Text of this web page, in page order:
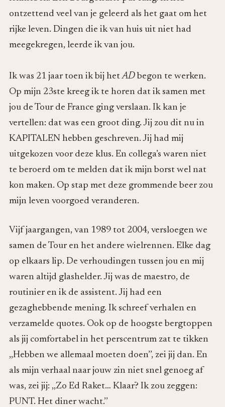
ontzettend veel van je geleerd als het gaat om het
rijke leven. Dingen die ik van huis uit niet had
meegekregen, leerde ik van jou.
Ik was 21 jaar toen ik bij hetAD begon te werken.
Op mijn 23ste kreeg ik te horen dat ik samen met
jou de Tour de France ging verslaan. Ik kan je
vertellen: dat was een groot ding. Jij zou dit nu in
KAPITALEN hebben geschreven. Jij had mij
uitgekozen voor deze klus. En collega’s waren niet
te beroerd om te melden dat ik mijn borst wel nat
kon maken. Op stap met deze grommende beer zou
mijn leven voorgoed veranderen.
Vijf jaargangen, van 1989 tot 2004, versloegen we
samen de Tour en het andere wielrennen. Elke dag
op elkaars lip. De verhoudingen tussen jou en mij
waren altijd glashelder. Jij was de maestro, de
routinier en ik de assistent. Jij had een
gezaghebbende mening. Ik schreef verhalen en
verzamelde quotes. Ook op de hoogste bergtoppen
als jij comfortabel in het perscentrum zat te tikken
,,Hebben we allemaal moeten doen’’, zei jij dan. En
als mijn verhaal naar jouw zin niet snel genoeg af
was, zei jij: ,,Zo Ed Raket… Klaar? Ik zou zeggen:
PUNT. Het diner wacht.’’